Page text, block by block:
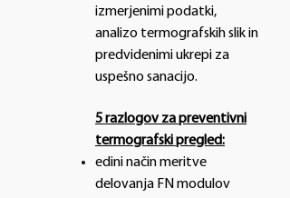
izmerjenimi podatki,
analizo termografskih slik in
predvidenimi ukrepi za
uspešno sanacijo.
5 razlogov za preventivni
termografski pregled:
edini način meritve
delovanja FN modulov